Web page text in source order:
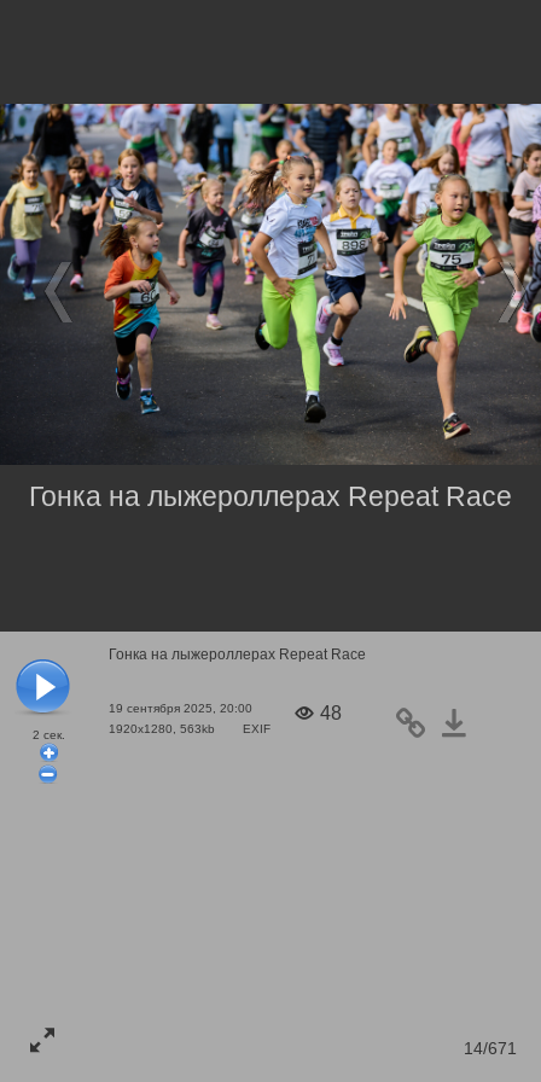
2 сек.
Гонка на лыжероллерах Repeat Race
19 сентября 2025, 20:00
1920x1280, 563kb
EXIF
48
14/671
Гонка на лыжероллерах Repeat Race